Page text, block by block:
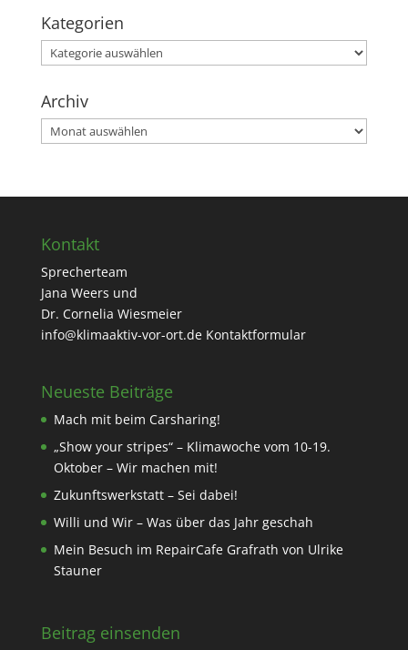
Kategorien
Kategorien
Archiv
Archiv
Kontakt
Sprecherteam
Jana Weers und
Dr. Cornelia Wiesmeier
info@klimaaktiv-vor-ort.de Kontaktformular
Neueste Beiträge
Mach mit beim Carsharing!
„Show your stripes“ – Klimawoche vom 10-19.
Oktober – Wir machen mit!
Zukunftswerkstatt – Sei dabei!
Willi und Wir – Was über das Jahr geschah
Mein Besuch im RepairCafe Grafrath von Ulrike
Stauner
Beitrag einsenden